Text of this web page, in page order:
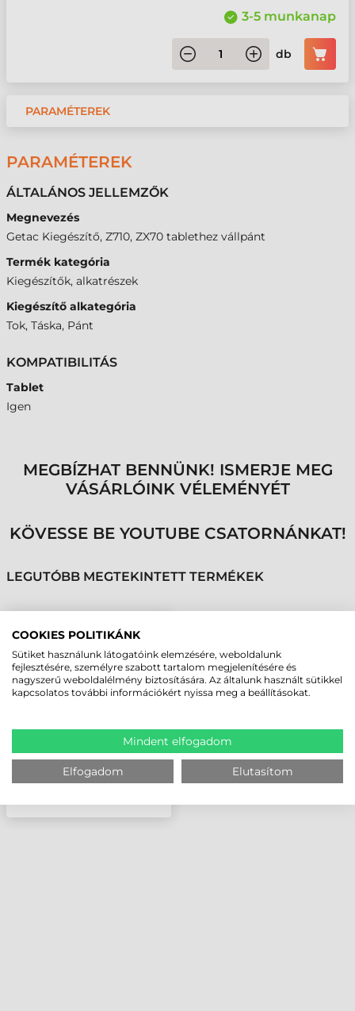
3-5 munkanap
db
PARAMÉTEREK
PARAMÉTEREK
ÁLTALÁNOS JELLEMZŐK
Megnevezés
Getac Kiegészítő, Z710, ZX70 tablethez vállpánt
Termék kategória
Kiegészítők, alkatrészek
Kiegészítő alkategória
Tok, Táska, Pánt
KOMPATIBILITÁS
Tablet
Igen
MEGBÍZHAT BENNÜNK! ISMERJE MEG
VÁSÁRLÓINK VÉLEMÉNYÉT
KÖVESSE BE YOUTUBE CSATORNÁNKAT!
LEGUTÓBB MEGTEKINTETT TERMÉKEK
GETAC KIEGÉSZÍTŐ,
VÁLLPÁNT
COOKIES POLITIKÁNK
Sütiket használunk látogatóink elemzésére, weboldalunk
fejlesztésére, személyre szabott tartalom megjelenítésére és
nagyszerű weboldalélmény biztosítására. Az általunk használt sütikkel
kapcsolatos további információkért nyissa meg a beállításokat.
Mindent elfogadom
Elfogadom Elutasítom